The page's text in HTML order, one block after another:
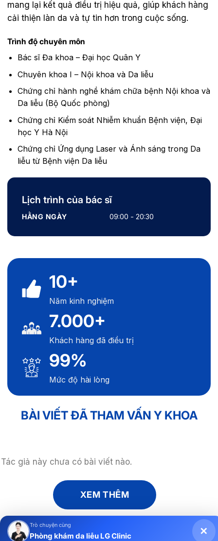
mang lại kết quả điều trị hiệu quả, giúp khách hàng
cải thiện làn da và tự tin hơn trong cuộc sống.
Trình độ chuyên môn
Bác sĩ Đa khoa – Đại học Quân Y
Chuyên khoa I – Nội khoa và Da liễu
Chứng chỉ hành nghề khám chữa bệnh Nội khoa và
Da liễu (Bộ Quốc phòng)
Chứng chỉ Kiểm soát Nhiễm khuẩn Bệnh viện, Đại
học Y Hà Nội
Chứng chỉ Ứng dụng Laser và Ánh sáng trong Da
liễu từ Bệnh viện Da liễu
Lịch trình của bác sĩ
HẰNG NGÀY 09:00 - 20:30
10+
Năm kinh nghiệm
7.000+
Khách hàng đã điều trị
99%
Mức độ hài lòng
BÀI VIẾT ĐÃ THAM VẤN Y KHOA
Tác giả này chưa có bài viết nào.
XEM THÊM
Trò chuyện cùng
Phòng khám da liễu LG Clinic ✕